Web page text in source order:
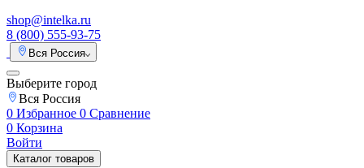
shop@intelka.ru
8 (800) 555-93-75
Вся Россия
Выберите город
Вся Россия
0 Избранное 0 Сравнение
0 Корзина
Войти
Каталог товаров